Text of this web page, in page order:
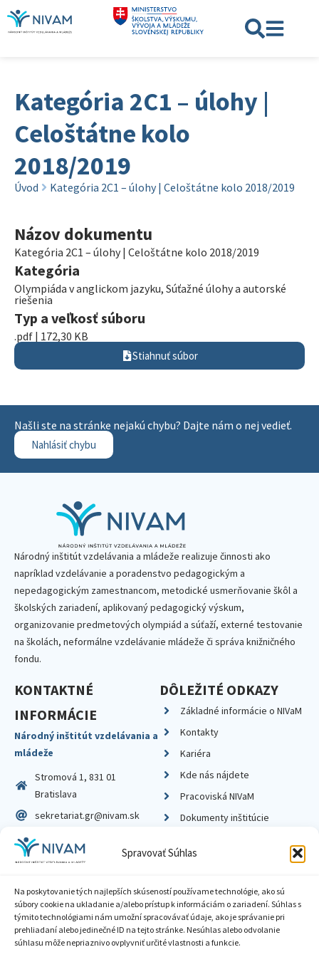
Spravovať Súhlas
Na poskytovanie tých najlepších skúseností používame technológie, ako sú
súbory cookie na ukladanie a/alebo prístup k informáciám o zariadení. Súhlas s
týmito technológiami nám umožní spracovávať údaje, ako je správanie pri
prehliadaní alebo jedinečné ID na tejto stránke. Nesúhlas alebo odvolanie
súhlasu môže nepriaznivo ovplyvniť určité vlastnosti a funkcie.
Kategória 2C1 – úlohy |
Celoštátne kolo
2018/2019
Úvod Kategória 2C1 – úlohy | Celoštátne kolo 2018/2019
Názov dokumentu
Kategória 2C1 – úlohy | Celoštátne kolo 2018/2019
Kategória
Olympiáda v anglickom jazyku, Súťažné úlohy a autorské
riešenia
Typ a veľkosť súboru
.pdf | 172,30 KB
Stiahnuť súbor
Našli ste na stránke nejakú chybu? Dajte nám o nej vedieť.
Nahlásiť chybu
Národný inštitút vzdelávania a mládeže realizuje činnosti ako
napríklad vzdelávanie a poradenstvo pedagogickým a
nepedagogickým zamestnancom, metodické usmerňovanie škôl a
školských zariadení, aplikovaný pedagogický výskum,
organizovanie predmetových olympiád a súťaží, externé testovanie
na školách, neformálne vzdelávanie mládeže či správa knižničného
fondu.
KONTAKTNÉ
INFORMÁCIE
Národný inštitút vzdelávania a
mládeže
Stromová 1, 831 01
Bratislava
sekretariat.gr@nivam.sk
IČO: 00164348
DIČ: 2020798714
DÔLEŽITÉ ODKAZY
Základné informácie o NIVaM
Kontakty
Kariéra
Kde nás nájdete
Pracoviská NIVaM
Dokumenty inštitúcie
Zásady ochrany súkromia